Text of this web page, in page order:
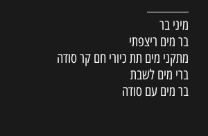
מיני בר
בר מים ריצפתי
מתקני מים תת כיורי חם קר סודה
ברי מים לשבת
בר מים עם סודה